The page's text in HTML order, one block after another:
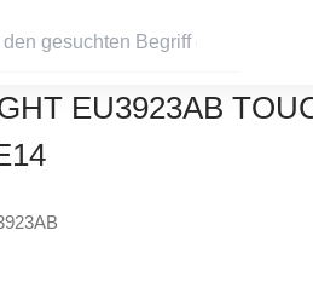
EU3923AB